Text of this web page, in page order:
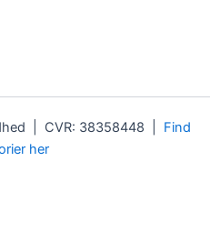
| CVR: 38358448 | Find
her